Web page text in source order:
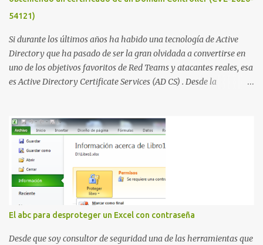
el servicio y la garantía de los promotores del sitio de que el
demandado cumple con ...
54121)
Si durante los últimos años ha habido una tecnología de Active
Directory que ha pasado de ser la gran olvidada a convertirse en
uno de los objetivos favoritos de Red Teams y atacantes reales, esa
es Active Directory Certificate Services (AD CS) . Desde la
Kerberoasting o un abuso de delegaciones. Ahora llega una nueva
vulnerabilidad bautizada como Certighost (CVE-2026-54121) , una
elevación de privilegios que afecta a Microsoft Active Directory
Certificate Services y que, según Microsoft, permite que un usuario
autenticado eleve privilegios a través de la red debido a un
problema de autorización. La vulnerabilidad ha recibido una
puntuación CVSS 8.8 y ya dispone de un Proof of Concept público.
Lo interesante de Certighost no es únicamente la vulnerabilidad,
sino el objetivo final. Mientras muchos ataques contra AD CS
El abc para desproteger un Excel con contraseña
Desde que soy consultor de seguridad una de las herramientas que